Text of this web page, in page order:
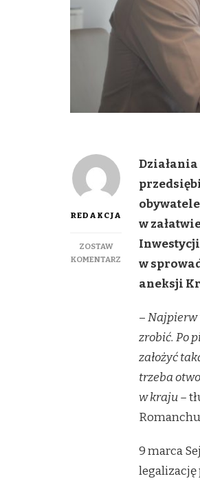
REDAKCJA
ZOSTAW
KOMENTARZ
UŁATWIENIA
OTWIERAJĄCYCH
POLSCE.
MOGĄ
LICZYĆ
WSPARCIE
TAKŻE
BIZNESU
w
w
aneksji
–Najpierw
zrobić. Po
założyć
trzeba
w kraju –
9 marca
legalizację